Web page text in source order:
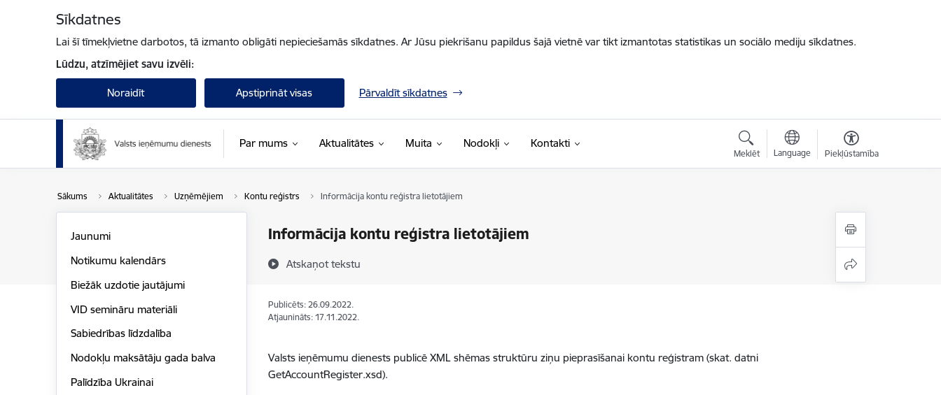
Sīkdatnes
Lai šī tīmekļvietne darbotos, tā izmanto obligāti nepieciešamās sīkdatnes. Ar Jūsu piekrišanu papildus šajā vietnē var tikt izmantotas statistikas un sociālo mediju sīkdatnes.
Lūdzu, atzīmējiet savu izvēli:
Noraidīt Apstiprināt visas Pārvaldīt sīkdatnes
Par mums Aktualitātes Muita Nodokļi Kontakti
Meklēt Language Piekļūstamība
Sākums Aktualitātes Uzņēmējiem Kontu reģistrs Informācija kontu reģistra lietotājiem
Informācija kontu reģistra lietotājiem
Atskaņot tekstu
Jaunumi
Notikumu kalendārs
Biežāk uzdotie jautājumi
VID semināru materiāli
Sabiedrības līdzdalība
Nodokļu maksātāju gada balva
Palīdzība Ukrainai
Publicēts: 26.09.2022.
Atjaunināts: 17.11.2022.
Valsts ieņēmumu dienests publicē XML shēmas struktūru ziņu pieprasīšanai kontu reģistram (skat. datni
GetAccountRegister.xsd).